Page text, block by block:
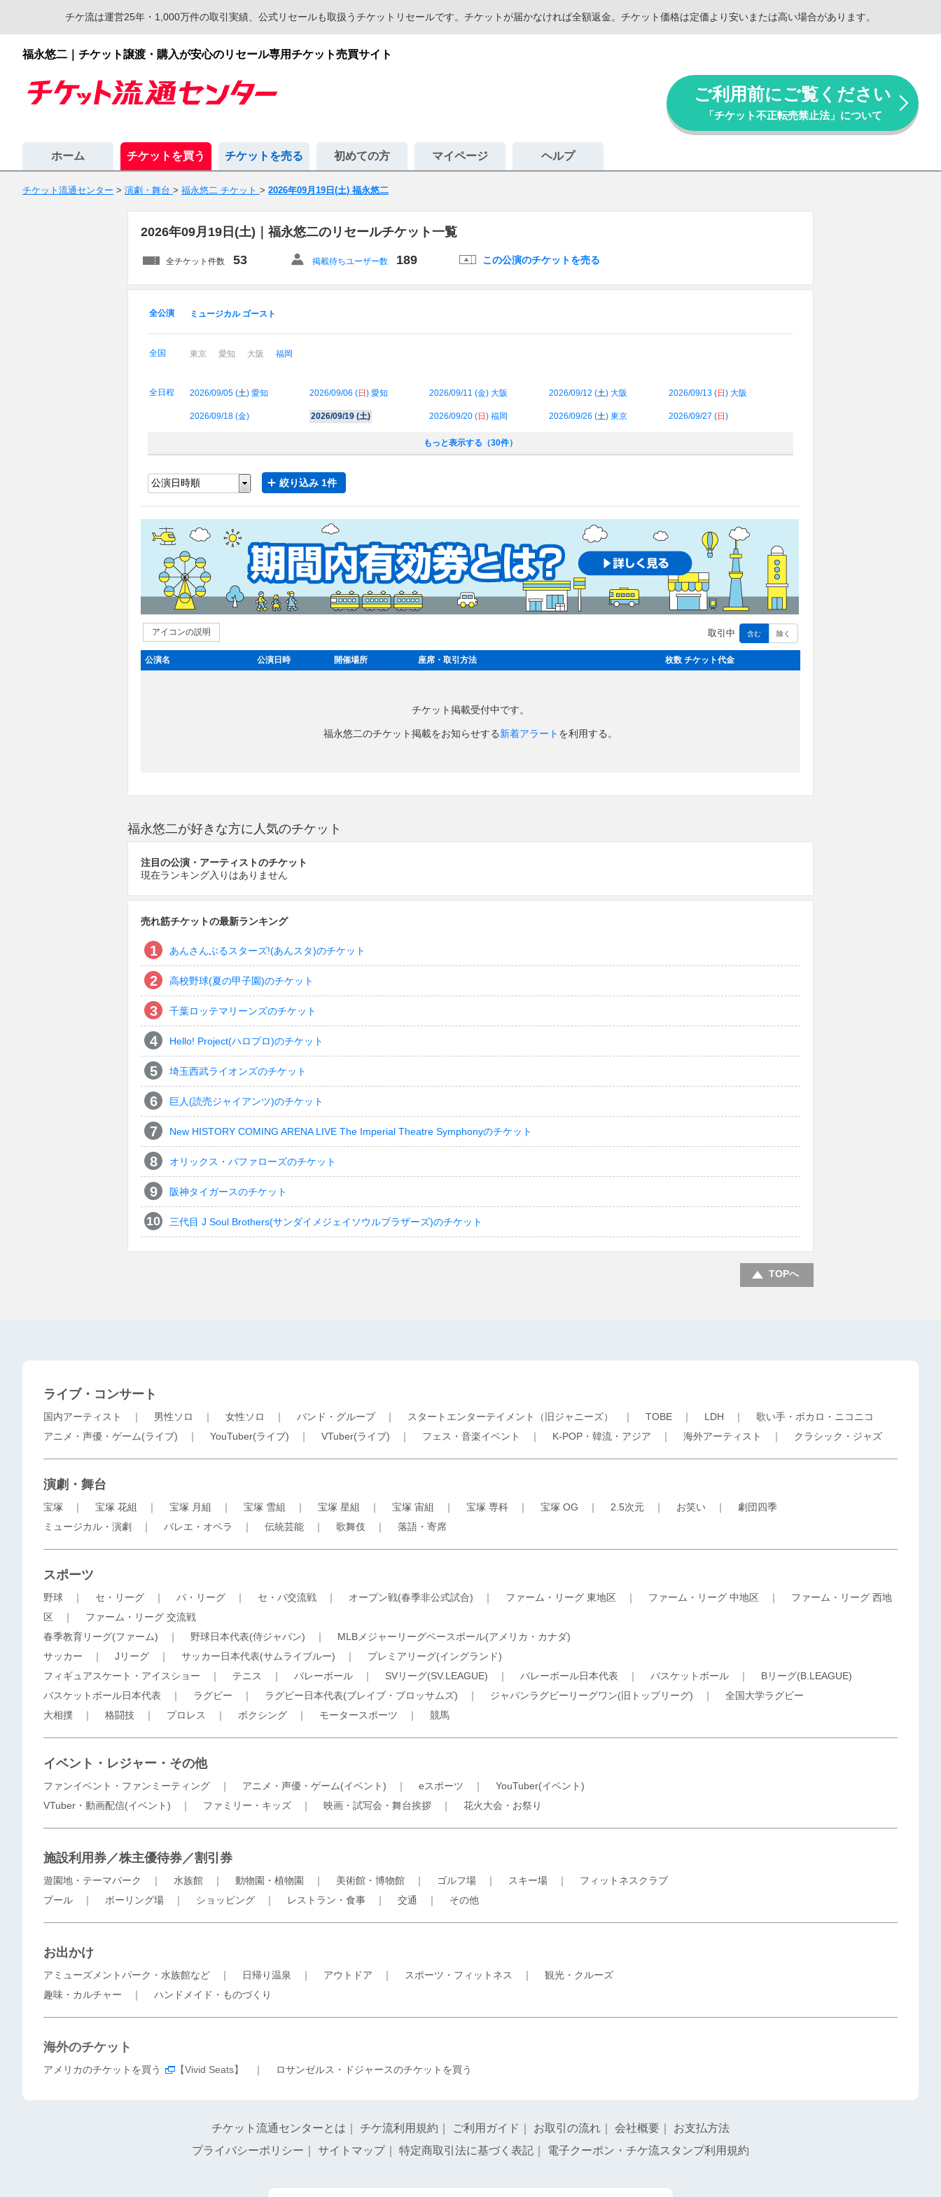
チケ流は運営25年・1,000万件の取引実績、公式リセールも取扱うチケットリセールです。チケットが届かなければ全額返金。チケット価格は定価より安いまたは高い場合があります。
福永悠二｜チケット譲渡・購入が安心のリセール専用チケット売買サイト
ご利用前にご覧ください
「チケット不正転売禁止法」について
ホーム チケットを買う チケットを売る 初めての方 マイページ ヘルプ
チケット流通センター > 演劇・舞台 > 福永悠二 チケット > 2026年09月19日(土) 福永悠二
2026年09月19日(土)｜福永悠二のリセールチケット一覧
全チケット件数 53 掲載待ちユーザー数 189 この公演のチケットを売る
全公演 ミュージカル ゴースト
全国 東京 愛知 大阪 福岡
全日程 2026/09/05 (土) 愛知 2026/09/06 (日 ) 愛知 2026/09/11 (金) 大阪 2026/09/12 (土) 大阪 2026/09/13 (日 ) 大阪
2026/09/18 (金) 2026/09/19 (土) 2026/09/20 (日 ) 福岡 2026/09/26 (土) 東京 2026/09/27 (日 )
もっと表示する（30件）
絞り込み 1件
アイコンの説明 取引中 含む 除く
公演名 公演日時 開催場所 座席・取引方法 枚数 チケット代金
チケット掲載受付中です。
福永悠二のチケット掲載をお知らせする新着アラート を利用する。
福永悠二が好きな方に人気のチケット
注目の公演・アーティストのチケット
現在ランキング入りはありません
売れ筋チケットの最新ランキング
あんさんぶるスターズ!(あんスタ)のチケット
高校野球(夏の甲子園)のチケット
千葉ロッテマリーンズのチケット
Hello! Project(ハロプロ)のチケット
埼玉西武ライオンズのチケット
巨人(読売ジャイアンツ)のチケット
New HISTORY COMING ARENA LIVE The Imperial Theatre Symphonyのチケット
オリックス・バファローズのチケット
阪神タイガースのチケット
三代目 J Soul Brothers(サンダイメジェイソウルブラザーズ)のチケット
TOPへ
ライブ・コンサート
国内アーティスト ｜ 男性ソロ ｜ 女性ソロ ｜ バンド・グループ｜ スタートエンターテイメント（旧ジャニーズ） ｜ TOBE ｜ LDH ｜ 歌い手・ボカロ・ニコニコ
アニメ・声優・ゲーム(ライブ) ｜ YouTuber(ライブ) ｜ VTuber(ライブ) ｜ フェス・音楽イベント ｜ K-POP・韓流・アジア ｜ 海外アーティスト ｜ クラシック・ジャズ
演劇・舞台
宝塚 ｜ 宝塚 花組 ｜ 宝塚 月組 ｜ 宝塚 雪組 ｜ 宝塚 星組 ｜ 宝塚 宙組 ｜ 宝塚 専科 ｜ 宝塚 OG ｜ 2.5次元 ｜ お笑い ｜ 劇団四季
ミュージカル・演劇
｜ バレエ・オペラ ｜ 伝統芸能 ｜ 歌舞伎 ｜ 落語・寄席
スポーツ
野球 ｜ セ・リーグ ｜ パ・リーグ ｜ セ・パ交流戦 ｜ オープン戦(春季非公式試合) ｜ ファーム・リーグ 東地区 ｜ ファーム・リーグ 中地区 ｜ ファーム・リーグ 西地
区 ｜ ファーム・リーグ 交流戦
春季教育リーグ(ファーム) ｜ 野球日本代表(侍ジャパン) ｜ MLBメジャーリーグベースボール(アメリカ・カナダ)
サッカー ｜ Jリーグ ｜ サッカー日本代表(サムライブルー) ｜ プレミアリーグ(イングランド)
フィギュアスケート・アイスショー ｜ テニス ｜ バレーボール ｜ SVリーグ(SV.LEAGUE) ｜ バレーボール日本代表 ｜ バスケットボール ｜ Bリーグ(B.LEAGUE)
バスケットボール日本代表 ｜ ラグビー ｜ ラグビー日本代表(ブレイブ・ブロッサムズ) ｜ ジャパンラグビーリーグワン(旧トップリーグ) ｜ 全国大学ラグビー
大相撲 ｜ 格闘技 ｜ プロレス ｜ ボクシング ｜ モータースポーツ ｜ 競馬
イベント・レジャー・その他
ファンイベント・ファンミーティング ｜ アニメ・声優・ゲーム(イベント) ｜ eスポーツ ｜ YouTuber(イベント)
VTuber・動画配信(イベント) ｜ ファミリー・キッズ ｜ 映画・試写会・舞台挨拶 ｜ 花火大会・お祭り
施設利用券／株主優待券／割引券
遊園地・テーマパーク ｜ 水族館 ｜ 動物園・植物園 ｜ 美術館・博物館 ｜ ゴルフ場 ｜ スキー場 ｜ フィットネスクラブ
プール ｜ ボーリング場 ｜ ショッピング ｜ レストラン・食事 ｜ 交通 ｜ その他
お出かけ
アミューズメントパーク・水族館など ｜ 日帰り温泉 ｜ アウトドア ｜ スポーツ・フィットネス ｜ 観光・クルーズ
趣味・カルチャー ｜ ハンドメイド・ものづくり
海外のチケット
アメリカのチケットを買う 【Vivid Seats】 ｜ ロサンゼルス・ドジャースのチケットを買う
チケット流通センターとは チケ流利用規約 ご利用ガイド お取引の流れ 会社概要
お支払方法
プライバシーポリシー
サイトマップ｜ 特定商取引法に基づく表記 電子クーポン・チケ流スタンプ利用規約